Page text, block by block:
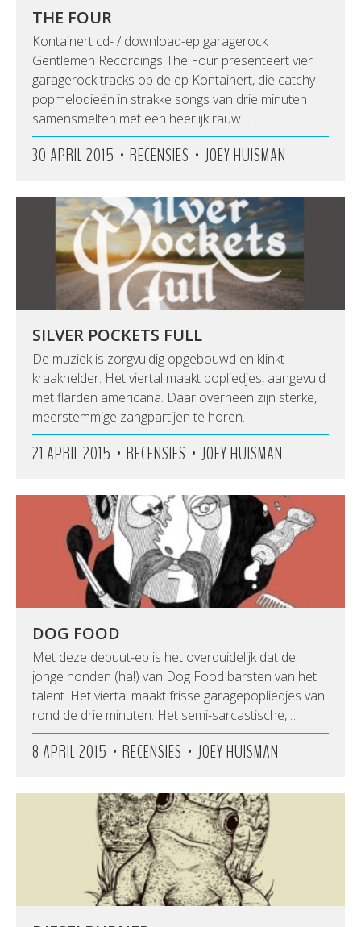
THE FOUR
Kontainert cd- / download-ep garagerock
Gentlemen Recordings The Four presenteert vier
garagerock tracks op de ep Kontainert, die catchy
popmelodieën in strakke songs van drie minuten
samensmelten met een heerlijk rauw…
30 APRIL 2015 • RECENSIES • JOEY HUISMAN
SILVER POCKETS FULL
De muziek is zorgvuldig opgebouwd en klinkt
kraakhelder. Het viertal maakt popliedjes, aangevuld
met flarden americana. Daar overheen zijn sterke,
meerstemmige zangpartijen te horen.
21 APRIL 2015 • RECENSIES • JOEY HUISMAN
DOG FOOD
Met deze debuut-ep is het overduidelijk dat de
jonge honden (ha!) van Dog Food barsten van het
talent. Het viertal maakt frisse garagepopliedjes van
rond de drie minuten. Het semi-sarcastische,…
8 APRIL 2015 • RECENSIES • JOEY HUISMAN